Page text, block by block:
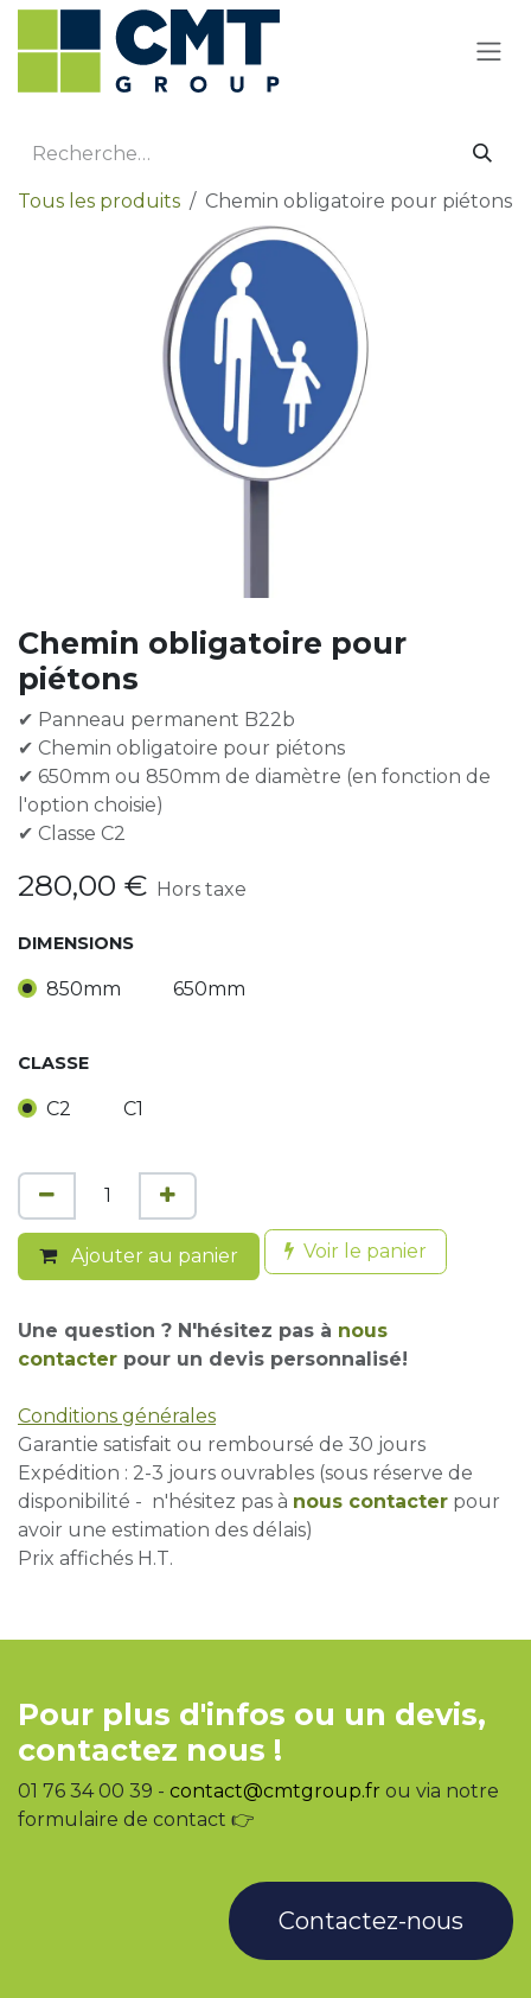
Se rendre au contenu
Tous les produits Chemin obligatoire pour piétons
Chemin obligatoire pour
piétons
✔ Panneau permanent B22b
✔ Chemin obligatoire pour piétons
✔ 650mm ou 850mm de diamètre (en fonction de
l'option choisie)
✔ Classe C2
280,00 € Hors taxe
DIMENSIONS
850mm 650mm
CLASSE
C2 C1
Ajouter au panier Voir le panier
Une question ? N'hésitez pas à nous
contacter pour un devis personnalisé!
Conditions générales
Garantie satisfait ou remboursé de 30 jours
Expédition : 2-3 jours ouvrables (sous réserve de
disponibilité - n'hésitez pas à nous contacter pour
avoir une estimation des délais)
Prix affichés H.T.
Pour plus d'infos ou un devis,
contactez nous !
01 76 34 00 39 - contact@cmtgroup.fr ou via notre
formulaire de contact 👉
Contactez-nous